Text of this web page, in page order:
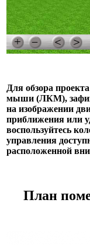
Для обзора
мыши (ЛКМ),
на изображении
приближения или
воспользуйтесь
управления
расположенной
План